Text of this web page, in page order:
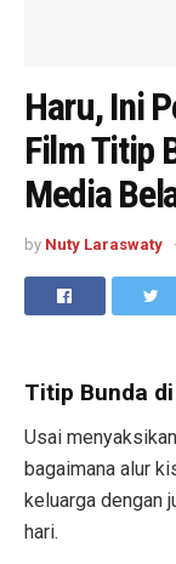
Haru, Ini
Film Titip
Media
by Nuty Laraswaty
Titip Bunda
Usai
bagaimana alur
keluarga dengan
hari.